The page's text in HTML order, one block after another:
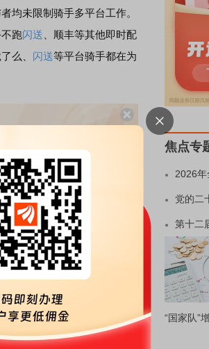
者均未限制骑手多平台工作。
跑闪送 、顺丰等其他即时配
么、 闪送等平台骑手都在为
此操作，风险自担。 举报
焦点专
2026年
党的二
第十二
“国家队”